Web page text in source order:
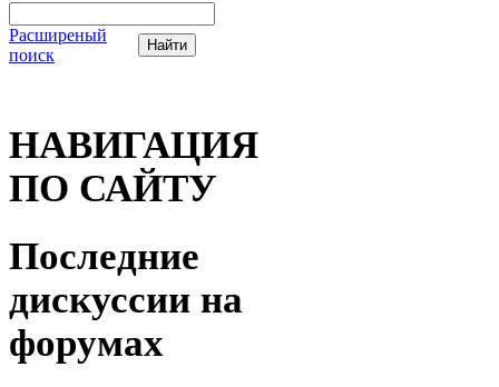
Расширеный
поиск
НАВИГАЦИЯ
ПО САЙТУ
Последние
дискуссии на
форумах